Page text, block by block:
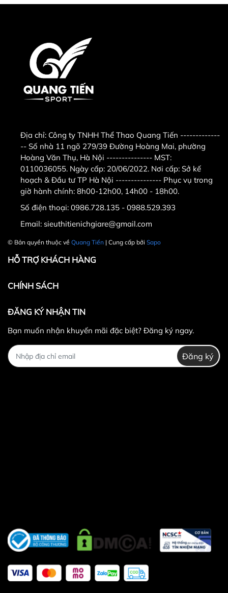
3.Cách chọn size Quần Fairtex Muay
Địa chỉ: Công ty TNHH Thể Thao Quang Tiến -------------
-- Số nhà 11 ngõ 279/39 Đường Hoàng Mai, phường
Hoàng Văn Thụ, Hà Nội --------------- MST:
0110036055. Ngày cấp: 20/06/2022. Nơi cấp: Sở kế
hoạch & Đầu tư TP Hà Nội --------------- Phục vụ trong
giờ hành chính: 8h00-12h00, 14h00 - 18h00.
Số điện thoại: 0986.728.135 - 0988.529.393
Email: sieuthitienichgiare@gmail.com
© Bản quyền thuộc về Quang Tiến | Cung cấp bởi Sapo
HỖ TRỢ KHÁCH HÀNG
CHÍNH SÁCH
ĐĂNG KÝ NHẬN TIN
Bạn muốn nhận khuyến mãi đặc biệt? Đăng ký ngay.
Đăng ký